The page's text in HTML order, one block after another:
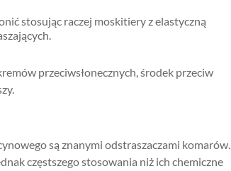
stosując raczej moskitiery z elastyczną
przeciwsłonecznych, środek przeciw
są znanymi odstraszaczami komarów.
częstszego stosowania niż ich chemiczne